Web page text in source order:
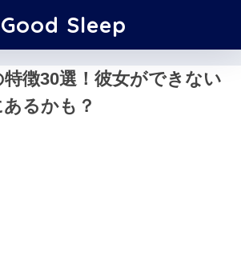
Good Sleep
徴30選！彼女ができない
るかも？